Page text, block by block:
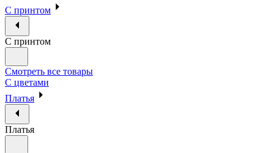
С принтом
С принтом
Смотреть все товары
С цветами
Платья
Платья